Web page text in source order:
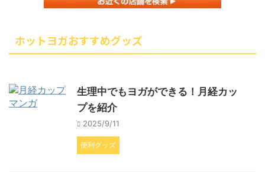
ホットヨガおすすめグッズ
生理中でもヨガができる！月経カッ
プを紹介
2025/9/11
便利グッズ